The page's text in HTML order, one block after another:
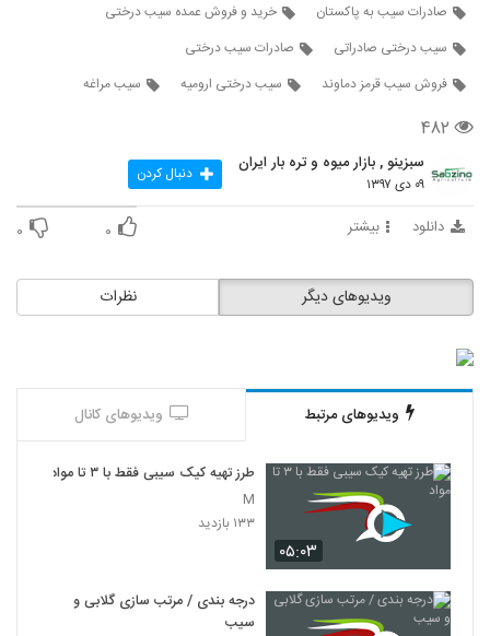
صادرات سیب به پاکستان
خرید و فروش عمده سیب درختی
سیب درختی صادراتی
صادرات سیب درختی
فروش سیب قرمز دماوند
سیب درختی ارومیه سیب مراغه
۴۸۲
سبزینو , بازار میوه و تره بار ایران
۰۹ دی ۱۳۹۷ دنبال کردن
دانلود بیشتر ۰ ۰
نظرات ویدیوهای دیگر
ویدیوهای مرتبط ویدیوهای کانال
۰۵:۰۳
طرز تهیه کیک سیبی فقط با ۳ تا مواد
M
۱۳۳ بازدید
درجه بندی / مرتب سازی گلابی و
سیب